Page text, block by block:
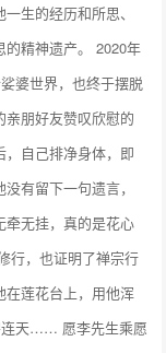
生的经历和所思、
的精神遗产。 2020年
婆世界，也终于摆脱
朋好友赞叹欣慰的
自己排净身体，即
有留下一句遗言，
牵无挂，真的是花心
行，也证明了禅宗行
莲花台上，用他浑
连天…… 愿李先生乘愿